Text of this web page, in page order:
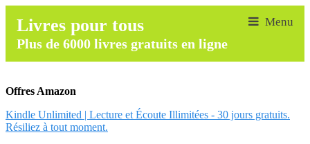
Livres pour tous
Plus de 6000 livres gratuits en ligne
Offres Amazon
Kindle Unlimited | Lecture et Écoute Illimitées - 30 jours gratuits.
Résiliez à tout moment.